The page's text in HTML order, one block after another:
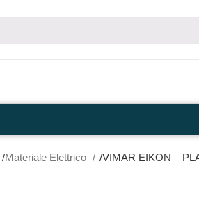
Materiale Elettrico VIMAR EIKON –